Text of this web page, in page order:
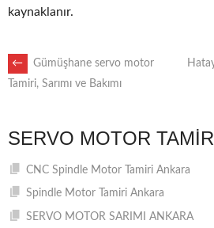
kaynaklanır.
POST
←
Gümüşhane servo motor
Tamiri, Sarımı ve Bakımı
SERVO MOTOR
CNC Spindle Motor Tamiri Ankara
Spindle Motor Tamiri Ankara
SERVO MOTOR SARIMI ANKARA